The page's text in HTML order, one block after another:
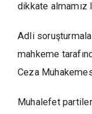
dikkate almamız
Adli
mahkeme
Ceza
Muhalefet